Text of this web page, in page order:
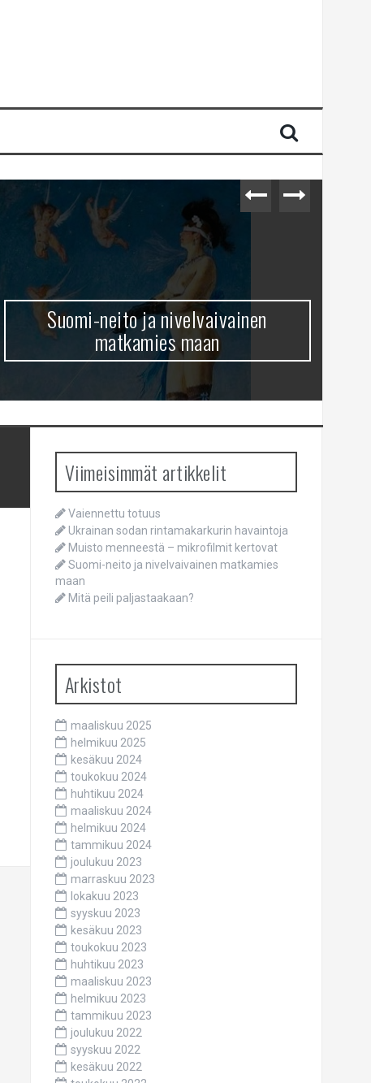
Suomi-neito ja nivelvaivainen
matkamies maan
Viimeisimmät artikkelit
Vaiennettu totuus
Ukrainan sodan rintamakarkurin havaintoja
Muisto menneestä – mikrofilmit kertovat
Suomi-neito ja nivelvaivainen matkamies
maan
Mitä peili paljastaakaan?
Arkistot
maaliskuu 2025
helmikuu 2025
kesäkuu 2024
toukokuu 2024
huhtikuu 2024
maaliskuu 2024
helmikuu 2024
tammikuu 2024
joulukuu 2023
marraskuu 2023
lokakuu 2023
syyskuu 2023
kesäkuu 2023
toukokuu 2023
huhtikuu 2023
maaliskuu 2023
helmikuu 2023
tammikuu 2023
joulukuu 2022
syyskuu 2022
kesäkuu 2022